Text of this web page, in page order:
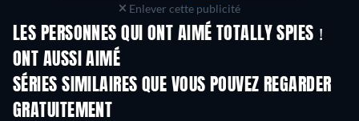
Enlever cette publicité
LES PERSONNES QUI ONT AIMÉ TOTALLY SPIES !
ONT AUSSI AIMÉ
Série
SÉRIES SIMILAIRES QUE VOUS POUVEZ REGARDER
GRATUITEMENTSérie